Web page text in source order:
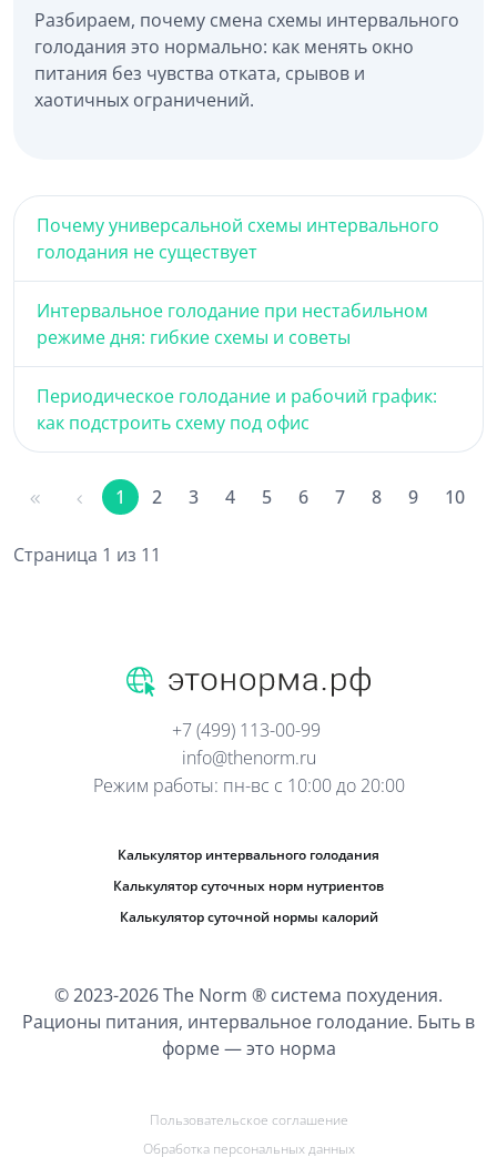
Разбираем, почему смена схемы интервального
голодания это нормально: как менять окно
питания без чувства отката, срывов и
хаотичных ограничений.
Почему универсальной схемы интервального
голодания не существует
Интервальное голодание при нестабильном
режиме дня: гибкие схемы и советы
Периодическое голодание и рабочий график:
как подстроить схему под офис
1 2 3 4 5 6 7 8 9 10
Страница 1 из 11
+7 (499) 113-00-99
info@thenorm.ru
Режим работы: пн-вс с 10:00 до 20:00
Калькулятор интервального голодания
Калькулятор суточных норм нутриентов
Калькулятор суточной нормы калорий
© 2023-2026 The Norm ® система похудения.
Рационы питания, интервальное голодание. Быть в
форме — это норма
Пользовательское соглашение
Обработка персональных данных